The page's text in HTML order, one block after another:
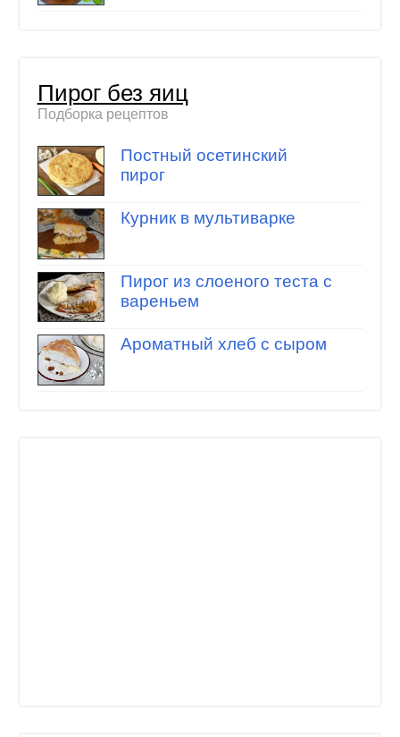
Пирог без яиц
Подборка рецептов
Постный осетинский
пирог
Курник в мультиварке
Пирог из слоеного теста с
вареньем
Ароматный хлеб с сыром